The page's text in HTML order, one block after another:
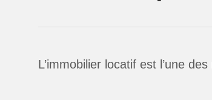
L’immobilier locatif est l’une